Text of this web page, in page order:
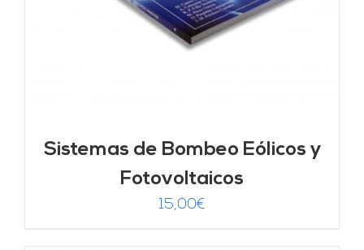
Sistemas de Bombeo Eólicos y
Fotovoltaicos
15,00€